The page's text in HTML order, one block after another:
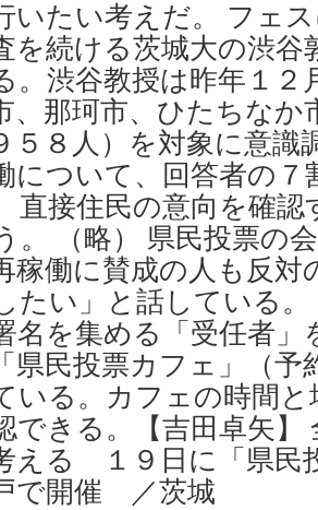
いたい考えだ。 フェ
を続ける茨城大の渋谷
。渋谷教授は昨年１２
、那珂市、ひたちなか
５８人）を対象に意
について、回答者の
直接住民の意向を確
。 （略） 県民投票の
稼働に賛成の人も反対
たい」と話している
名を集める「受任者」
県民投票カフェ」（予
いる。カフェの時間
できる。【吉田卓矢】
える １９日に「県
で開催 ／茨城